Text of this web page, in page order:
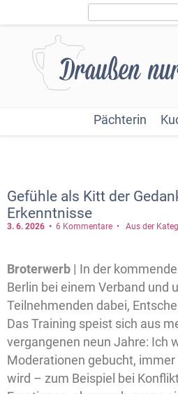
Pächterin
Gefühle als Kitt der
Erkenntnisse
3. 6. 2026 6 Kommentare Aus der
Broterwerb | In der
Berlin bei einem Verband und
Teilnehmenden dabei,
Das Training speist sich aus
vergangenen neun Jahre: Ich
Moderationen gebucht,
wird – zum Beispiel bei